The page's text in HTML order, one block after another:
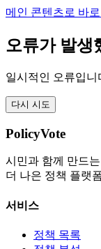
메인 콘텐츠로 바로
오류가 발생
일시적인 오류입
다시 시도
PolicyVote
시민과 함께 만드는
더 나은 정책 플랫
서비스
정책 목록